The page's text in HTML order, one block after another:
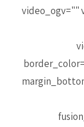
video_ogv=""